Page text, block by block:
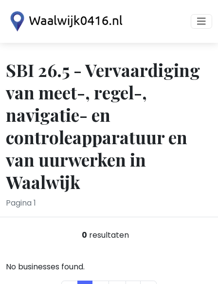
SBI 26.5 - Vervaardiging
van meet-, regel-,
navigatie- en
controleapparatuur en
van uurwerken in
Waalwijk
Pagina 1
0 resultaten
No businesses found.